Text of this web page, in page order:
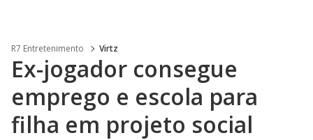
R7 Entretenimento Virtz
Ex-jogador consegue
emprego e escola para
filha em projeto social